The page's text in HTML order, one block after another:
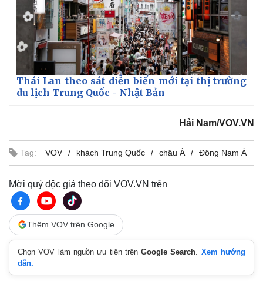
Thái Lan theo sát diễn biến mới tại thị trường
du lịch Trung Quốc - Nhật Bản
Hải Nam/VOV.VN
Tag: VOV khách Trung Quốc châu Á Đông Nam Á
Mời quý độc giả theo dõi VOV.VN trên
Thêm VOV trên Google
Chọn VOV làm nguồn ưu tiên trênGoogle Search
Xem hướng
dẫn.